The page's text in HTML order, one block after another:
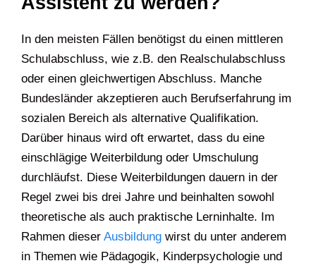
In den meisten Fällen benötigst du einen mittleren
Schulabschluss, wie z.B. den Realschulabschluss
oder einen gleichwertigen Abschluss. Manche
Bundesländer akzeptieren auch Berufserfahrung im
sozialen Bereich als alternative Qualifikation.
Darüber hinaus wird oft erwartet, dass du eine
einschlägige Weiterbildung oder Umschulung
durchläufst. Diese Weiterbildungen dauern in der
Regel zwei bis drei Jahre und beinhalten sowohl
theoretische als auch praktische Lerninhalte. Im
Rahmen dieser Ausbildung wirst du unter anderem
in Themen wie Pädagogik, Kinderpsychologie und